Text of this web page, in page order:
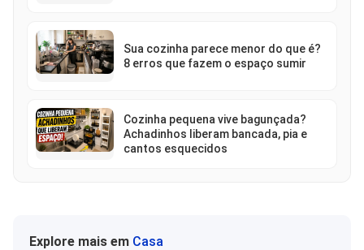
Sua cozinha parece menor do que é?
8 erros que fazem o espaço sumir
Cozinha pequena vive bagunçada?
Achadinhos liberam bancada, pia e
cantos esquecidos
Explore mais em Casa